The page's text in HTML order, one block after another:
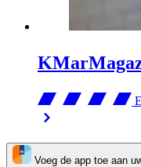
Voeg de app toe aan